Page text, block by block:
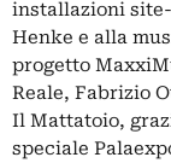
installazioni
Henke e alla
progetto
Reale, Fabrizio
Il Mattatoio,
speciale